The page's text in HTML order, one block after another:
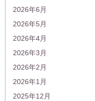
2026年6月
2026年5月
2026年4月
2026年3月
2026年2月
2026年1月
2025年12月